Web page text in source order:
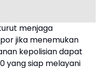
menjaga
jika menemukan
kepolisian dapat
yang siap melayani